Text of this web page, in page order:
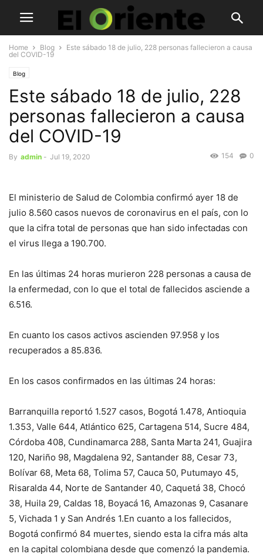
Home Blog
Este sábado 18 de julio, 228 personas fallecieron a causa
del COVID-19
Blog
Este sábado 18 de julio, 228
personas fallecieron a causa
del COVID-19
By admin - Jul 19, 2020 0
154
El ministerio de Salud de Colombia confirmó ayer 18 de
julio 8.560 casos nuevos de coronavirus en el país, con lo
que la cifra total de personas que han sido infectadas con
el virus llega a 190.700.
En las últimas 24 horas murieron 228 personas a causa de
la enfermedad, con lo que el total de fallecidos asciende a
6.516.
En cuanto los casos activos ascienden 97.958 y los
recuperados a 85.836.
En los casos confirmados en las últimas 24 horas:
Barranquilla reportó 1.527 casos, Bogotá 1.478, Antioquia
1.353, Valle 644, Atlántico 625, Cartagena 514, Sucre 484,
Córdoba 408, Cundinamarca 288, Santa Marta 241, Guajira
120, Nariño 98, Magdalena 92, Santander 88, Cesar 73,
Bolívar 68, Meta 68, Tolima 57, Cauca 50, Putumayo 45,
Risaralda 44, Norte de Santander 40, Caquetá 38, Chocó
38, Huila 29, Caldas 18, Boyacá 16, Amazonas 9, Casanare
5, Vichada 1 y San Andrés 1.En cuanto a los fallecidos,
Bogotá confirmó 84 muertes, siendo esta la cifra más alta
en la capital colombiana desde que comenzó la pandemia.